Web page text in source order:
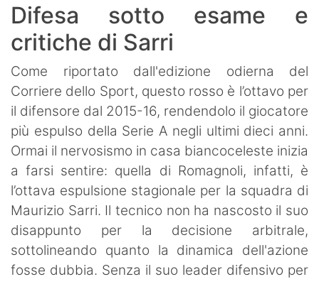
Difesa sotto esame e
critiche di Sarri
Come riportato dall'edizione odierna del
Corriere dello Sport, questo rosso è l’ottavo per
il difensore dal 2015-16, rendendolo il giocatore
più espulso della Serie A negli ultimi dieci anni.
Ormai il nervosismo in casa biancoceleste inizia
a farsi sentire: quella di Romagnoli, infatti, è
l’ottava espulsione stagionale per la squadra di
Maurizio Sarri. Il tecnico non ha nascosto il suo
disappunto per la decisione arbitrale,
sottolineando quanto la dinamica dell'azione
fosse dubbia. Senza il suo leader difensivo per